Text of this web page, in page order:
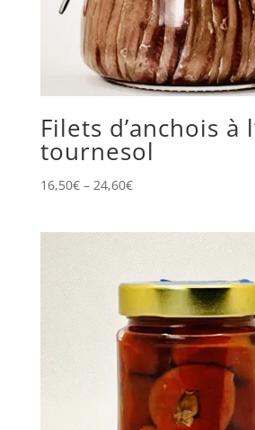
Filets d’anchois à
tournesol
16,50€– 24,60€